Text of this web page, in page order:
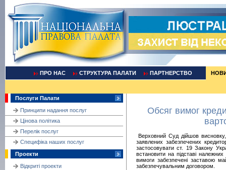
ПРО НАС СТРУКТУРА ПАЛАТИ ПАРТНЕРСТВО
Послуги Палати
Принципи надання послуг
Цінова політика
Перелік послуг
Cпецифіка наших послуг
Проекти
Відкриті проекти
Обсяг вимог
Верховний Суд дійшов
заявлених забезпечених
застосовувати ст. 19 Закону
встановити на підставі
вимоги забезпечені заставою
забезпечувальним договором.